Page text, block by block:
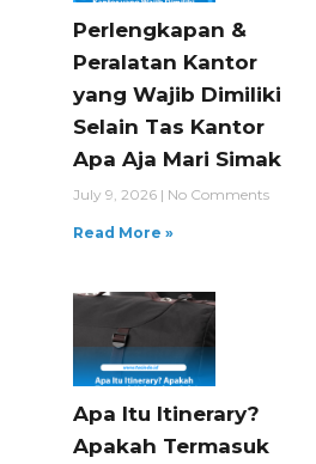
Perlengkapan &
Peralatan Kantor
yang Wajib Dimiliki
Selain Tas Kantor
Apa Aja Mari Simak
July 9, 2026 No Comments
Read More »
Apa Itu Itinerary?
Apakah Termasuk